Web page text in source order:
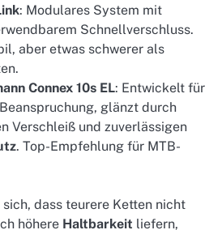
: Modulares System mit
Schnellverschluss.
aber etwas schwerer als
Connex 10s EL: Entwickelt für
glänzt durch
Verschleiß und zuverlässigen
. Top-Empfehlung für MTB-
dass teurere Ketten nicht
höhere Haltbarkeit liefern,